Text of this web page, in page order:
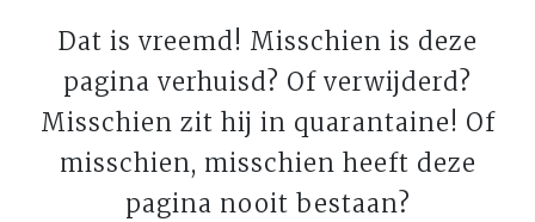
Dat is vreemd! Misschien is deze
pagina verhuisd? Of verwijderd?
Misschien zit hij in quarantaine! Of
misschien, misschien heeft deze
pagina nooit bestaan?